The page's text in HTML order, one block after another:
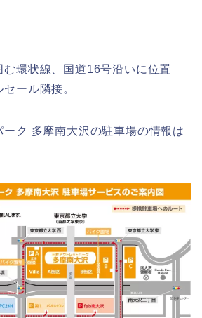
環状線、国道16号沿いに位置
ール隣接。
ク 多摩南大沢の駐車場の情報は